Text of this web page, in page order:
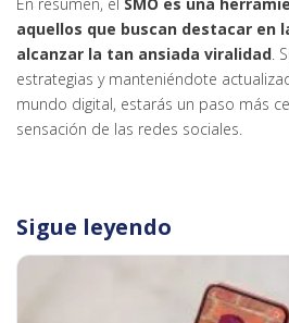
aquellos que buscan destacar en
alcanzar la tan ansiada viralidad.
estrategias y manteniéndote
mundo digital, estarás un paso más
sensación de las redes sociales.
Sigue leyendo